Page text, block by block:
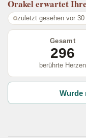
Orakelerwartet
zuletzt gesehen vor 30
Gesamt
296
berührte Herzen
Wurde